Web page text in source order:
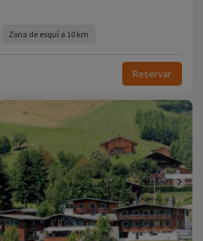
Zona de esquí a 10 km
Reservar